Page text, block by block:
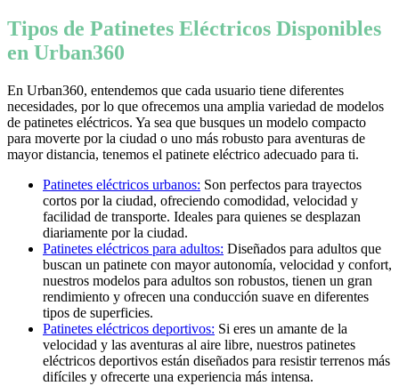
Tipos de Patinetes Eléctricos Disponibles
en Urban360
En Urban360, entendemos que cada usuario tiene diferentes
necesidades, por lo que ofrecemos una amplia variedad de modelos
de patinetes eléctricos. Ya sea que busques un modelo compacto
para moverte por la ciudad o uno más robusto para aventuras de
mayor distancia, tenemos el patinete eléctrico adecuado para ti.
Patinetes eléctricos urbanos: Son perfectos para trayectos
cortos por la ciudad, ofreciendo comodidad, velocidad y
facilidad de transporte. Ideales para quienes se desplazan
diariamente por la ciudad.
Patinetes eléctricos para adultos: Diseñados para adultos que
buscan un patinete con mayor autonomía, velocidad y confort,
nuestros modelos para adultos son robustos, tienen un gran
rendimiento y ofrecen una conducción suave en diferentes
tipos de superficies.
Patinetes eléctricos deportivos: Si eres un amante de la
velocidad y las aventuras al aire libre, nuestros patinetes
eléctricos deportivos están diseñados para resistir terrenos más
difíciles y ofrecerte una experiencia más intensa.